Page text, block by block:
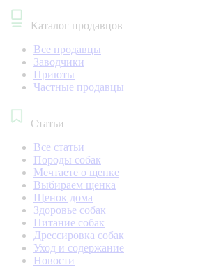
Каталог продавцов
Все продавцы
Заводчики
Приюты
Частные продавцы
Статьи
Все статьи
Породы собак
Мечтаете о щенке
Выбираем щенка
Щенок дома
Здоровье собак
Питание собак
Дрессировка собак
Уход и содержание
Новости